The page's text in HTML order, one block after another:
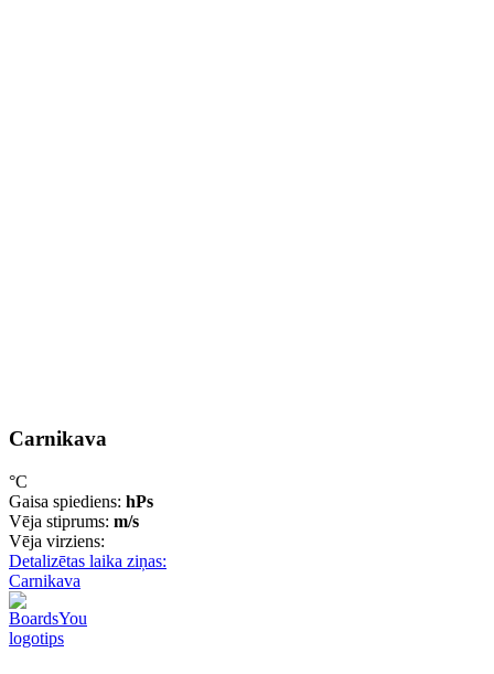
Carnikava
°C
Gaisa spiediens: hPs
Vēja stiprums: m/s
Vēja virziens:
Detalizētas laika ziņas:
Carnikava